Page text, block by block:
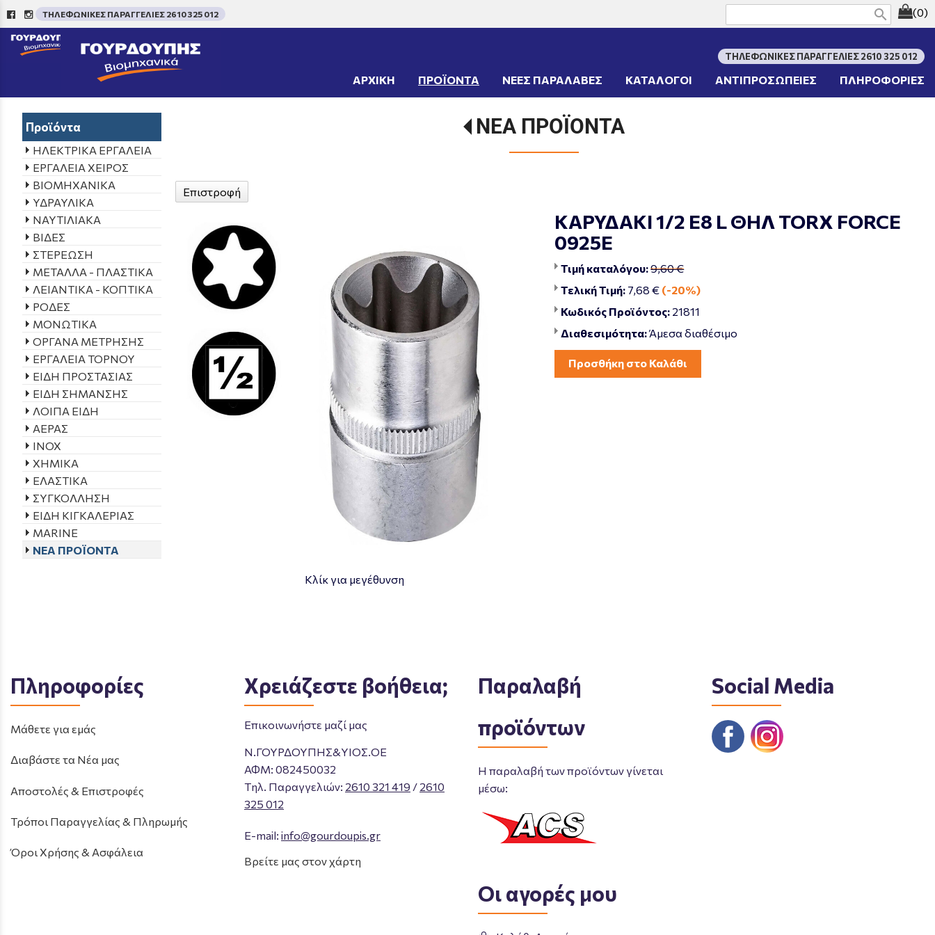
ΤΗΛΕΦΩΝΙΚΕΣ ΠΑΡΑΓΓΕΛΙΕΣ 2610 325 012 (0)
search
ΤΗΛΕΦΩΝΙΚΕΣ ΠΑΡΑΓΓΕΛΙΕΣ 2610 325 012
/
ΑΡΧΙΚΗ ΠΡΟΪΟΝΤΑ ΝΕΕΣ ΠΑΡΑΛΑΒΕΣ ΚΑΤΑΛΟΓΟΙ ΑΝΤΙΠΡΟΣΩΠΕΙΕΣ ΠΛΗΡΟΦΟΡΙΕΣ
Προϊόντα
ΗΛΕΚΤΡΙΚΑ ΕΡΓΑΛΕΙΑ
ΕΡΓΑΛΕΙΑ ΧΕΙΡΟΣ
ΒΙΟΜΗΧΑΝΙΚΑ
ΥΔΡΑΥΛΙΚΑ
ΝΑΥΤΙΛΙΑΚΑ
ΒΙΔΕΣ
ΣΤΕΡΕΩΣΗ
ΜΕΤΑΛΛΑ - ΠΛΑΣΤΙΚΑ
ΛΕΙΑΝΤΙΚΑ - ΚΟΠΤΙΚΑ
ΡΟΔΕΣ
ΜΟΝΩΤΙΚΑ
ΟΡΓΑΝΑ ΜΕΤΡΗΣΗΣ
ΕΡΓΑΛΕΙΑ ΤΟΡΝΟΥ
ΕΙΔΗ ΠΡΟΣΤΑΣΙΑΣ
ΕΙΔΗ ΣΗΜΑΝΣΗΣ
ΛΟΙΠΑ ΕΙΔΗ
ΑΕΡΑΣ
INOX
ΧΗΜΙΚΑ
ΕΛΑΣΤΙΚΑ
ΣΥΓΚΟΛΛΗΣΗ
ΕΙΔΗ ΚΙΓΚΑΛΕΡΙΑΣ
MARINE
ΝΕΑ ΠΡΟΪΟΝΤΑ
ΝΕΑ ΠΡΟΪΟΝΤΑ
Επιστροφή
Κλίκ για μεγέθυνση
ΚΑΡΥΔΑΚΙ 1/2 Ε8 L ΘΗΛ TORX FORCE
0925E
Τιμή καταλόγου:9,60 €
Τελική Τιμή: 7,68 € (-20%)
Κωδικός Προϊόντος: 21811
Διαθεσιμότητα:Άμεσα διαθέσιμο
Προσθήκη στο Καλάθι
Πληροφορίες
Μάθετε για εμάς
Διαβάστε τα Νέα μας
Αποστολές & Επιστροφές
Τρόποι Παραγγελίας & Πληρωμής
Όροι Χρήσης & Ασφάλεια
Χρειάζεστε βοήθεια;
Επικοινωνήστε μαζί μας
Ν.ΓΟΥΡΔΟΥΠΗΣ&ΥΙΟΣ.ΟΕ
ΑΦΜ: 082450032
Tηλ. Παραγγελιών: 2610 321 419 / 2610
325 012
E-mail: info@gourdoupis.gr
Βρείτε μας στον χάρτη
Παραλαβή
προϊόντων
Η παραλαβή των προϊόντων γίνεται
μέσω:
Οι αγορές μου
Social Media